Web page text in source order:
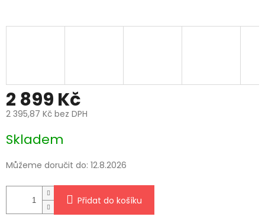
2 899 Kč
2 395,87 Kč bez DPH
cena:
Skladem
Můžeme doručit do: 12.8.2026
Přidat do košíku